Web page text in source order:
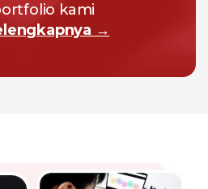
kami
→